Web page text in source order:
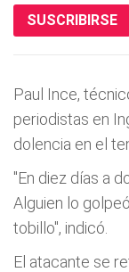
SUSCRIBIRSE
Paul Ince,
periodistas en
dolencia en el
"En diez dí­as a
Alguien lo
tobillo", indicó.
El atacante se